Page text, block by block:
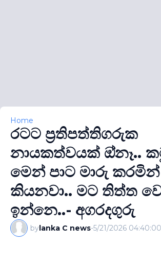
Home
රටට ප්‍රතිපත්තිගරුක
නායකත්වයක් ඔ්නෑ..
මෙන් පාට මාරු
කියනවා.. මට තිත්ත
ඉන්නෙ..- අගරදගුරු
bylanka C news-5/21/2026